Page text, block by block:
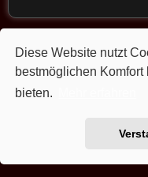
Diese Website nutzt
bestmöglichen
bieten.